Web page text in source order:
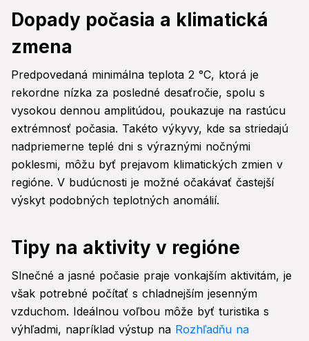
Dopady počasia a klimatická
zmena
Predpovedaná minimálna teplota 2 °C, ktorá je
rekordne nízka za posledné desaťročie, spolu s
vysokou dennou amplitúdou, poukazuje na rastúcu
extrémnosť počasia. Takéto výkyvy, kde sa striedajú
nadpriemerne teplé dni s výraznými nočnými
poklesmi, môžu byť prejavom klimatických zmien v
regióne. V budúcnosti je možné očakávať častejší
výskyt podobných teplotných anomálií.
Tipy na aktivity v regióne
Slnečné a jasné počasie praje vonkajším aktivitám, je
však potrebné počítať s chladnejším jesenným
vzduchom. Ideálnou voľbou môže byť turistika s
výhľadmi, napríklad výstup na Rozhľadňu na